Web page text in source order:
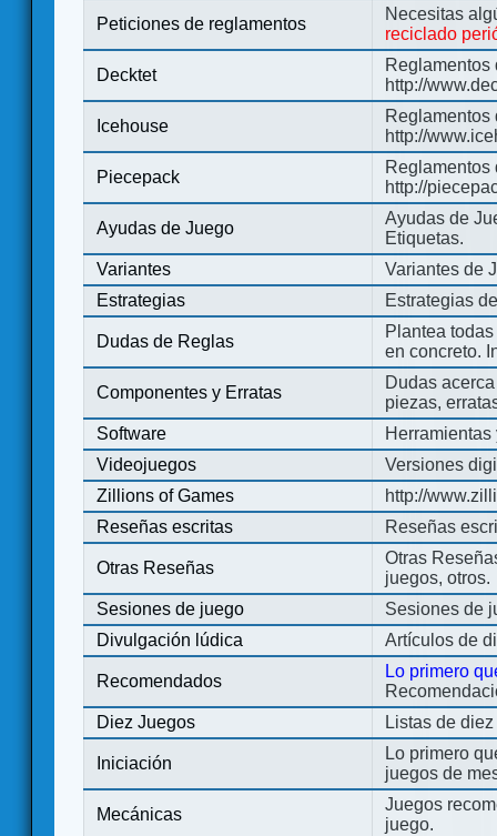
Peticiones de reglamentos
Necesitas
reciclado
Decktet
Reglamentos
http://
Icehouse
Reglamentos
http://
Piecepack
Reglamentos
http://
Ayudas de Juego
Ayudas de
Etiquetas.
Variantes
Variantes de
Estrategias
Estrategias
Dudas de Reglas
Plantea
en concreto.
Componentes y Erratas
Dudas
piezas,
Software
Videojuegos
Versiones
Zillions of Games
http://
Reseñas escritas
Reseñas
Otras Reseñas
Otras
juegos, otros.
Sesiones de juego
Sesiones de
Divulgación lúdica
Artículos de
Recomendados
Lo primero
Diez Juegos
Listas de
Iniciación
Lo primero
juegos de
Mecánicas
Juegos
juego.